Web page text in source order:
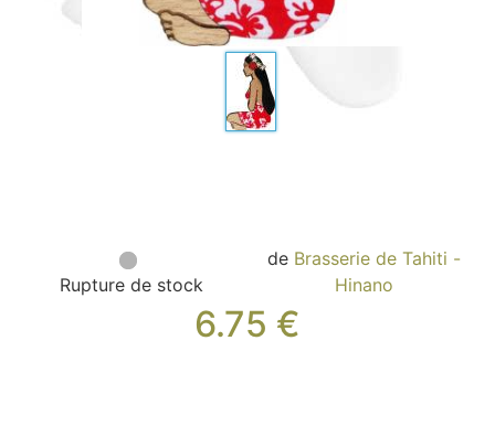
Sacs, Bijoux et Accessoires (33)
Retour et remboursement
Nous contacter
Rupture de stock
de Brasserie de Tahiti -
Hinano
6.75 €